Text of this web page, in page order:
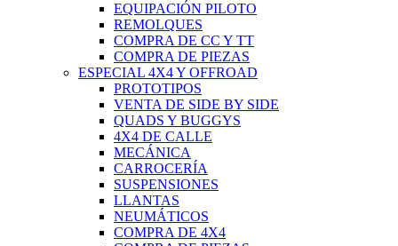
EQUIPACIÓN PILOTO
REMOLQUES
COMPRA DE CC Y TT
COMPRA DE PIEZAS
ESPECIAL 4X4 Y OFFROAD
PROTOTIPOS
VENTA DE SIDE BY SIDE
QUADS Y BUGGYS
4X4 DE CALLE
MECÁNICA
CARROCERÍA
SUSPENSIONES
LLANTAS
NEUMÁTICOS
COMPRA DE 4X4